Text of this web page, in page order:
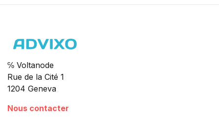
℅ Voltanode
Rue de la Cité 1
1204 Geneva
Nous contacter